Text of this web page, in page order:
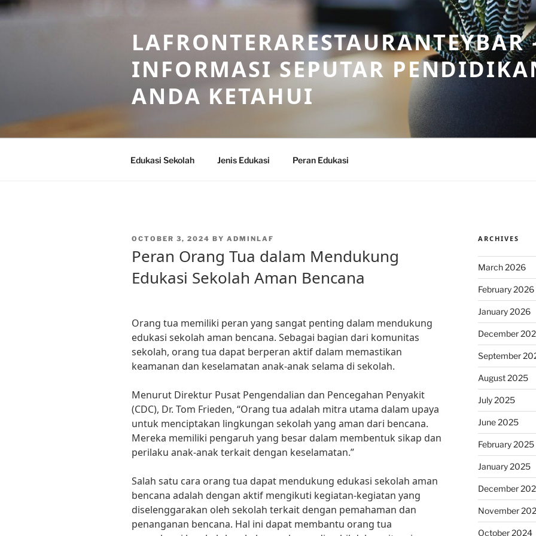
Skip
to
LAFRONTERARESTAURANTEYBAR
INFORMASI SEPUTAR
ANDA KETAHUI
Edukasi Sekolah Jenis Edukasi Peran Edukasi
POSTED
OCTOBER 3, 2024 BY ADMINLAF
Peran Orang Tua dalam Mendukung
Edukasi Sekolah Aman Bencana
Orang tua memiliki peran yang sangat penting dalam mendukung
edukasi sekolah aman bencana. Sebagai bagian dari komunitas
sekolah, orang tua dapat berperan aktif dalam memastikan
keamanan dan keselamatan anak-anak selama di sekolah.
Menurut Direktur Pusat Pengendalian dan Pencegahan Penyakit
(CDC), Dr. Tom Frieden, “Orang tua adalah mitra utama dalam upaya
untuk menciptakan lingkungan sekolah yang aman dari bencana.
Mereka memiliki pengaruh yang besar dalam membentuk sikap dan
perilaku anak-anak terkait dengan keselamatan.”
Salah satu cara orang tua dapat mendukung edukasi sekolah aman
bencana adalah dengan aktif mengikuti kegiatan-kegiatan yang
diselenggarakan oleh sekolah terkait dengan pemahaman dan
penanganan bencana. Hal ini dapat membantu orang tua
ARCHIVES
March 2026
February 2026
January 2026
December
September
August 2025
July 2025
June 2025
February 2025
January 2025
December
November
October 2024